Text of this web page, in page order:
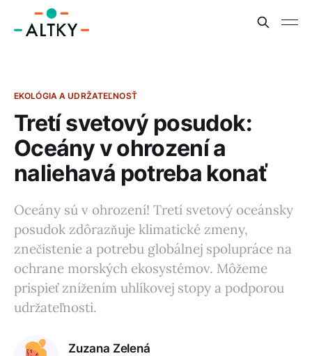
EKOLÓGIA A UDRŽATEĽNOSŤ
Tretí svetový posudok:
Oceány v ohrození a
naliehavá potreba konať
Oceány sú v ohrození! Tretí svetový oceánsky
posudok zdôrazňuje klimatické zmeny,
znečistenie a potrebu globálnej spolupráce na
ochrane morských ekosystémov. Môžeme
prispieť znížením uhlíkovej stopy a podporou
udržateľnosti.
Zuzana Zelená